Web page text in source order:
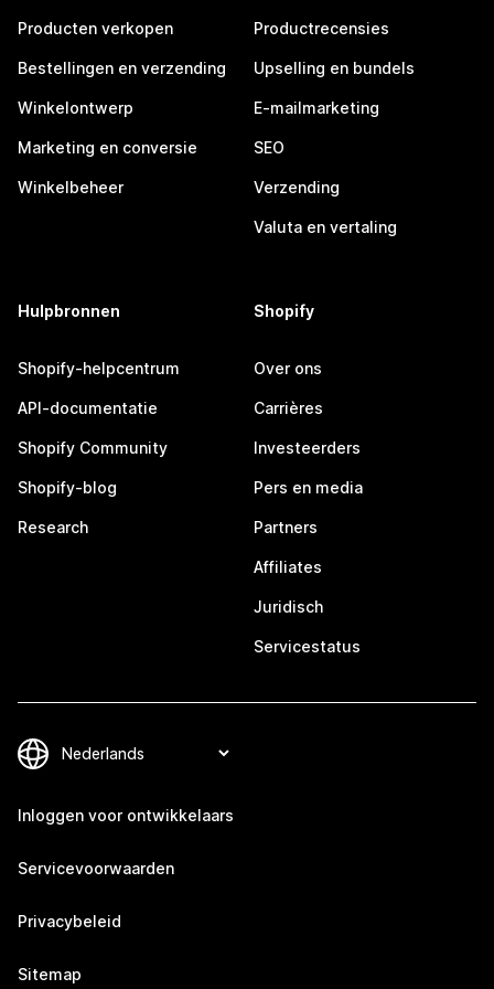
Producten verkopen
Bestellingen en verzending
Winkelontwerp
Marketing en conversie
Winkelbeheer
Productrecensies
Upselling en bundels
E-mailmarketing
SEO
Verzending
Valuta en vertaling
Hulpbronnen
Shopify-helpcentrum
API-documentatie
Shopify Community
Shopify-blog
Research
Shopify
Over ons
Carrières
Investeerders
Pers en media
Partners
Affiliates
Juridisch
Servicestatus
Inloggen voor ontwikkelaars
Servicevoorwaarden
Privacybeleid
Sitemap